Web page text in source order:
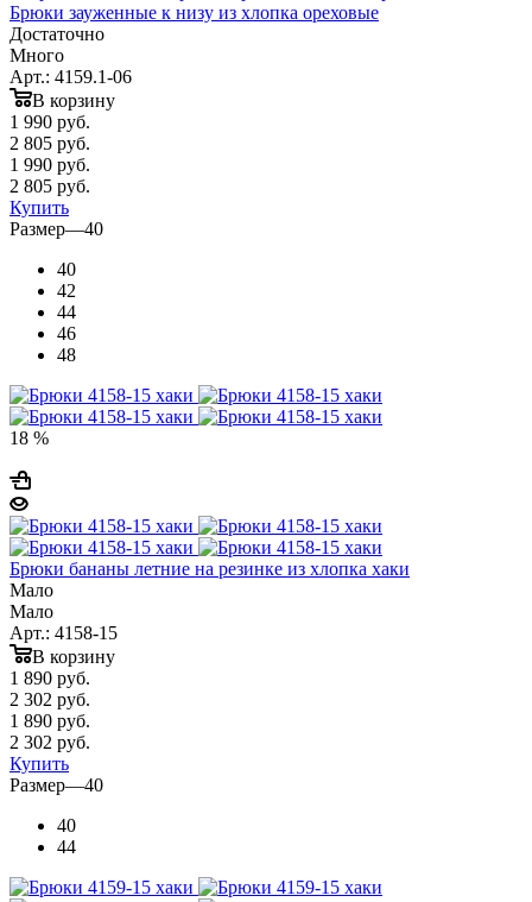
Брюки зауженные к низу из хлопка ореховые
Достаточно
Много
Арт.: 4159.1-06
В корзину
1 990 руб.
2 805 руб.
1 990 руб.
2 805 руб.
Купить
Размер—40
40
42
44
46
48
18 %
Брюки бананы летние на резинке из хлопка хаки
Мало
Мало
Арт.: 4158-15
В корзину
1 890 руб.
2 302 руб.
1 890 руб.
2 302 руб.
Купить
Размер—40
40
44